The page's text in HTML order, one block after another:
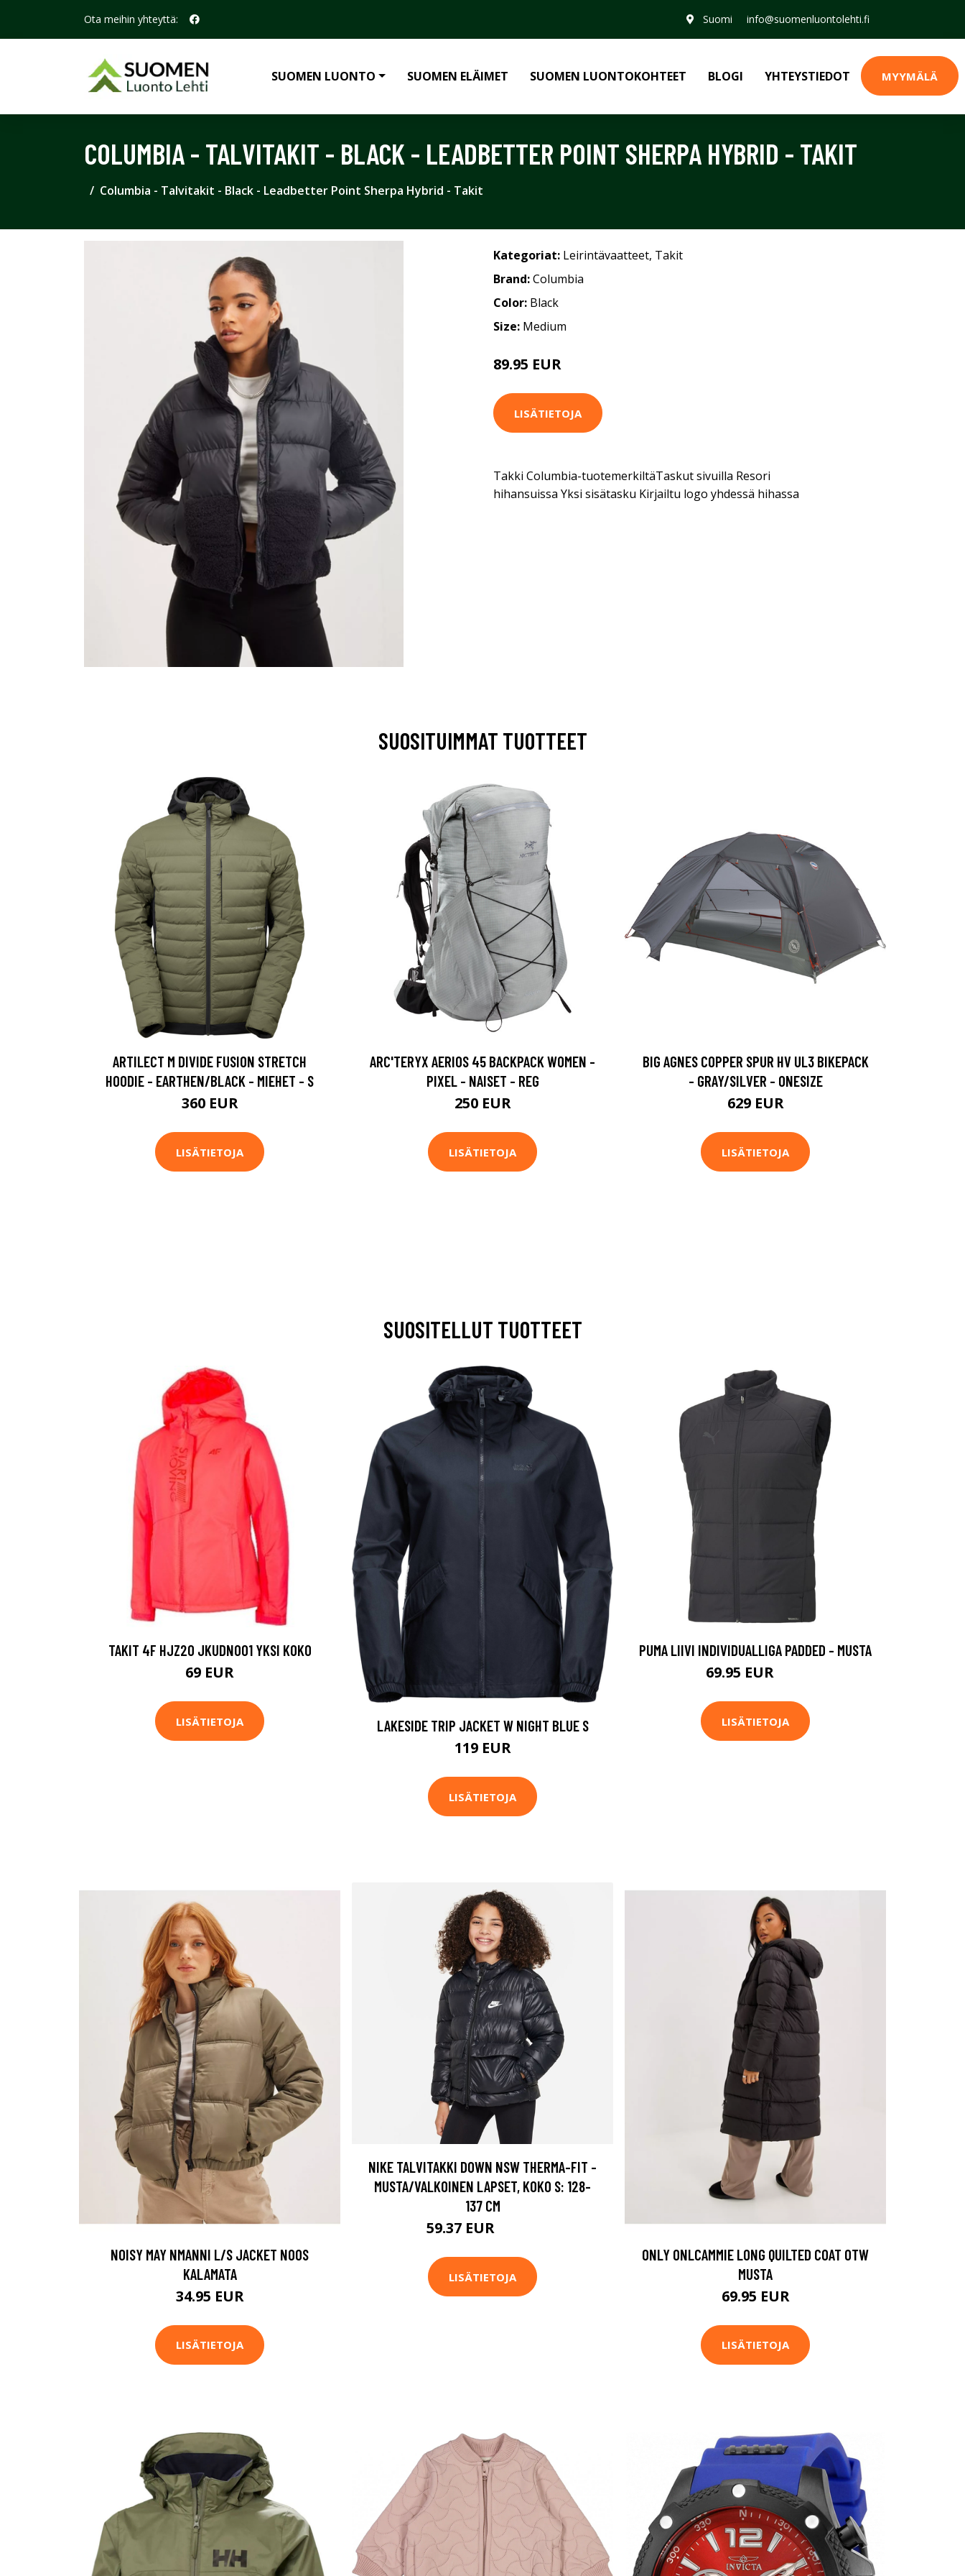
Ota meihin yhteyttä: Suomi info@suomenluontolehti.fi
SUOMEN LUONTO SUOMEN ELÄIMET SUOMEN LUONTOKOHTEET BLOGI YHTEYSTIEDOT MYYMÄLÄ
COLUMBIA - TALVITAKIT - BLACK - LEADBETTER POINT SHERPA HYBRID - TAKIT
Columbia - Talvitakit - Black - Leadbetter Point Sherpa Hybrid - Takit
Kategoriat: Leirintävaatteet, Takit
Brand:Columbia
Color: Black
Size: Medium
89.95 EUR
LISÄTIETOJA
Takki Columbia-tuotemerkiltäTaskut sivuilla Resori
hihansuissa Yksi sisätasku Kirjailtu logo yhdessä hihassa
SUOSITUIMMAT TUOTTEET
ARTILECT M DIVIDE FUSION STRETCH
HOODIE - EARTHEN/BLACK - MIEHET - S
360 EUR
LISÄTIETOJA
ARC'TERYX AERIOS 45 BACKPACK WOMEN -
PIXEL - NAISET - REG
250 EUR
LISÄTIETOJA
BIG AGNES COPPER SPUR HV UL3 BIKEPACK
- GRAY/SILVER - ONESIZE
629 EUR
LISÄTIETOJA
SUOSITELLUT TUOTTEET
TAKIT 4F HJZ20 JKUDN001 YKSI KOKO
69 EUR
LISÄTIETOJA LAKESIDE TRIP JACKET W NIGHT BLUE S
119 EUR
LISÄTIETOJA
PUMA LIIVI INDIVIDUALLIGA PADDED - MUSTA
69.95 EUR
LISÄTIETOJA
NOISY MAY NMANNI L/S JACKET NOOS
KALAMATA
34.95 EUR
LISÄTIETOJA
NIKE TALVITAKKI DOWN NSW THERMA-FIT -
MUSTA/VALKOINEN LAPSET, KOKO S: 128-
137 CM
59.37 EUR
LISÄTIETOJA
ONLY ONLCAMMIE LONG QUILTED COAT OTW
MUSTA
69.95 EUR
LISÄTIETOJA